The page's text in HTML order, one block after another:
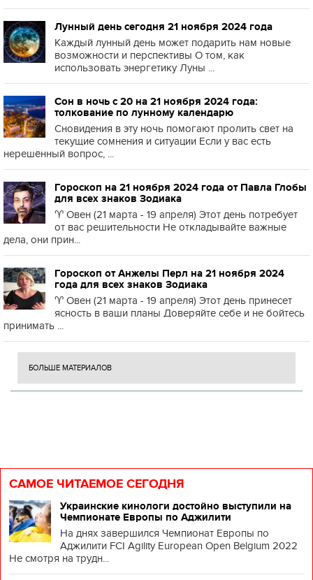
Лунный день сегодня 21 ноября 2024 года
Каждый лунный день может подарить нам новые
возможности и перспективы О том, как
использовать энергетику Луны ...
Сон в ночь с 20 на 21 ноября 2024 года:
толкование по лунному календарю
Сновидения в эту ночь помогают пролить свет на
текущие сомнения и ситуации Если у вас есть
нерешённый вопрос, ...
Гороскоп на 21 ноября 2024 года от Павла Глобы
для всех знаков Зодиака
♈️ Овен (21 марта - 19 апреля) Этот день потребует
от вас решительности Не откладывайте важные
дела, они прин...
Гороскоп от Анжелы Перл на 21 ноября 2024
года для всех знаков Зодиака
♈️ Овен (21 марта - 19 апреля) Этот день принесет
ясность в ваши планы Доверяйте себе и не бойтесь
принимать ...
БОЛЬШЕ МАТЕРИАЛОВ
САМОЕ ЧИТАЕМОЕ СЕГОДНЯ
Украинские кинологи достойно выступили на
Чемпионате Европы по Аджилити
На днях завершился Чемпионат Европы по
Аджилити FCI Agility European Open Belgium 2022
Не смотря на трудн...